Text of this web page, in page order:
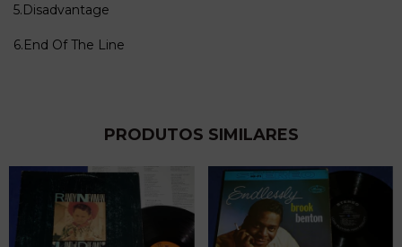
5.Disadvantage
6.End Of The Line
PRODUTOS SIMILARES